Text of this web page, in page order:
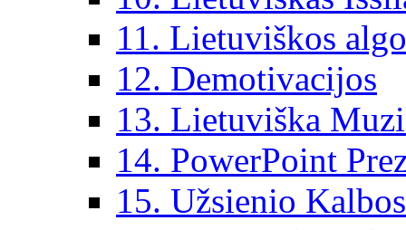
11. Lietuviškos
12. Demotivacijos
13. Lietuviška
14. PowerPoint
15. Užsienio Kalbos